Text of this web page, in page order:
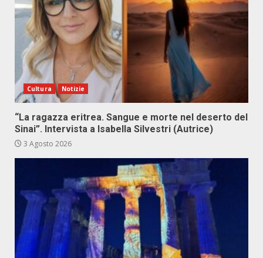
Cultura Notizie
“La ragazza eritrea. Sangue e morte nel deserto del
Sinai”. Intervista a Isabella Silvestri (Autrice)
3 Agosto 2026